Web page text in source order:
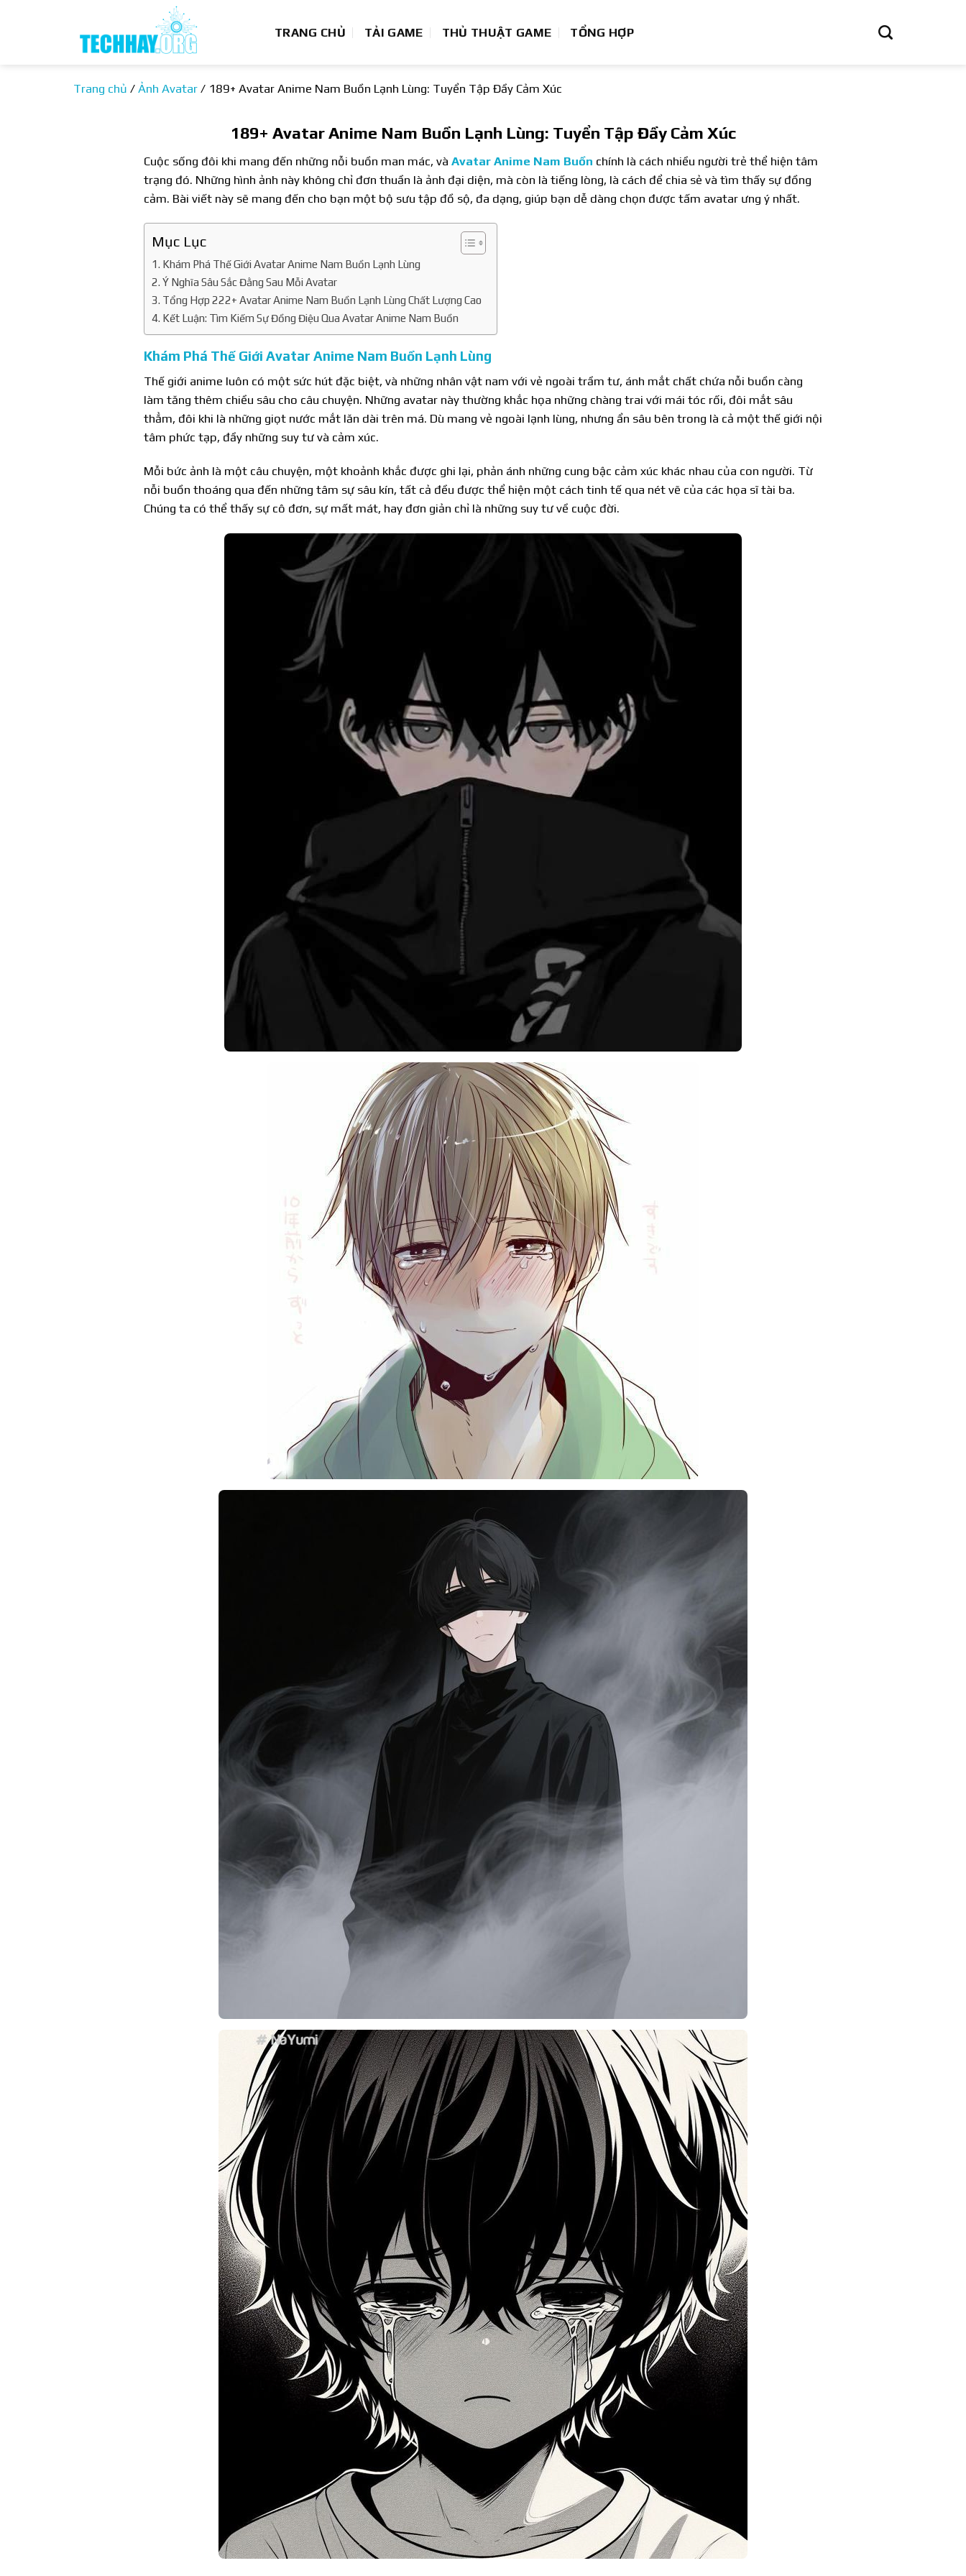
TRANG CHỦ TẢI GAME THỦ THUẬT GAME TỔNG HỢP
Trang chủ / Ảnh Avatar / 189+ Avatar Anime Nam Buồn Lạnh Lùng: Tuyển Tập Đầy Cảm Xúc
189+ Avatar Anime Nam Buồn Lạnh Lùng: Tuyển Tập Đầy Cảm Xúc
Cuộc sống đôi khi mang đến những nỗi buồn man mác, và Avatar Anime Nam Buồn chính là cách nhiều người trẻ thể hiện tâm
trạng đó. Những hình ảnh này không chỉ đơn thuần là ảnh đại diện, mà còn là tiếng lòng, là cách để chia sẻ và tìm thấy sự đồng
cảm. Bài viết này sẽ mang đến cho bạn một bộ sưu tập đồ sộ, đa dạng, giúp bạn dễ dàng chọn được tấm avatar ưng ý nhất.
Mục Lục
Khám Phá Thế Giới Avatar Anime Nam Buồn Lạnh Lùng
Ý Nghĩa Sâu Sắc Đằng Sau Mỗi Avatar
Tổng Hợp 222+ Avatar Anime Nam Buồn Lạnh Lùng Chất Lượng Cao
Kết Luận: Tìm Kiếm Sự Đồng Điệu Qua Avatar Anime Nam Buồn
Khám Phá Thế Giới Avatar Anime Nam Buồn Lạnh Lùng
Thế giới anime luôn có một sức hút đặc biệt, và những nhân vật nam với vẻ ngoài trầm tư, ánh mắt chất chứa nỗi buồn càng
làm tăng thêm chiều sâu cho câu chuyện. Những avatar này thường khắc họa những chàng trai với mái tóc rối, đôi mắt sâu
thẳm, đôi khi là những giọt nước mắt lăn dài trên má. Dù mang vẻ ngoài lạnh lùng, nhưng ẩn sâu bên trong là cả một thế giới nội
tâm phức tạp, đầy những suy tư và cảm xúc.
Mỗi bức ảnh là một câu chuyện, một khoảnh khắc được ghi lại, phản ánh những cung bậc cảm xúc khác nhau của con người. Từ
nỗi buồn thoáng qua đến những tâm sự sâu kín, tất cả đều được thể hiện một cách tinh tế qua nét vẽ của các họa sĩ tài ba.
Chúng ta có thể thấy sự cô đơn, sự mất mát, hay đơn giản chỉ là những suy tư về cuộc đời.